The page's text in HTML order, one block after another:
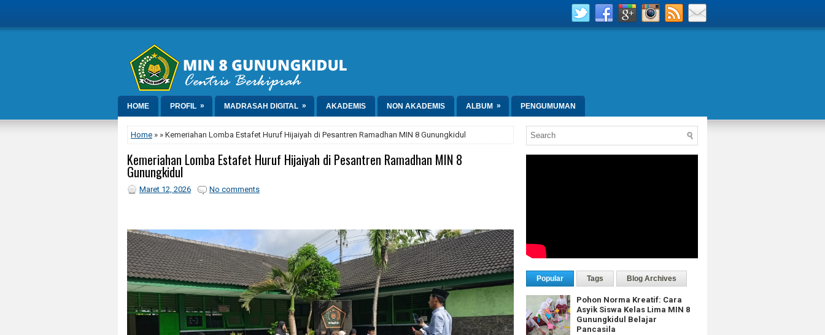
HOME PROFIL » MADRASAH DIGITAL » AKADEMIS NON AKADEMIS ALBUM » PENGUMUMAN
Home » » Kemeriahan Lomba Estafet Huruf Hijaiyah di Pesantren Ramadhan MIN 8 Gunungkidul
Kemeriahan Lomba Estafet Huruf Hijaiyah di Pesantren Ramadhan MIN 8
Gunungkidul
Maret 12, 2026 No comments
Popular Tags Blog Archives
Pohon Norma Kreatif: Cara
Asyik Siswa Kelas Lima MIN 8
Gunungkidul Belajar
Pancasila